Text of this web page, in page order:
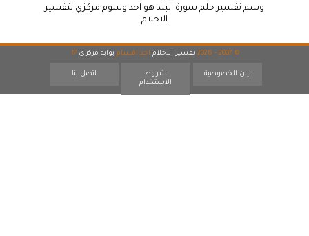
وسم تفسير حلم سورة البلد هو احد وسوم مركزي لتفسير
الاحلام
© 2007 - 2026 تفسير الاحلام احد اقسام بوابة مركزي 17
بيان الخصوصية
شروط
الاستخدام
اتصل بنا